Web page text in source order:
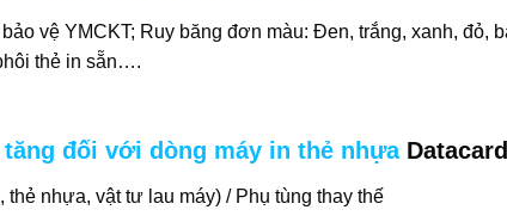
vệ YMCKT; Ruy băng đơn màu: Đen, trắng, xanh, đỏ,
thẻ in sẵn….
đối với dòng máy in thẻ nhựa Datacard
thẻ nhựa, vật tư lau máy) / Phụ tùng thay thế